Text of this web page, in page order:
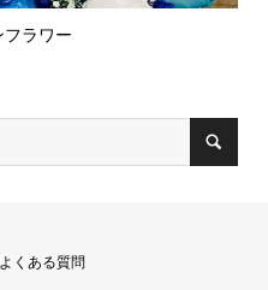
ラワー
よくある質問